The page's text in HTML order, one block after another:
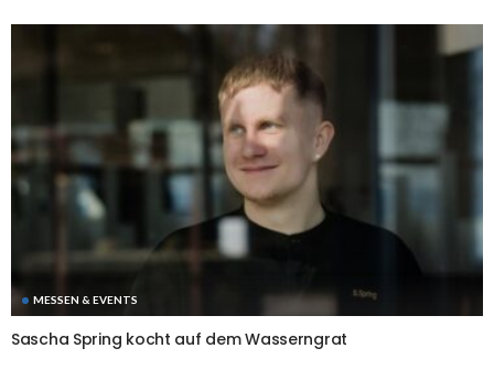
MESSEN & EVENTS
Sascha Spring kocht auf dem Wasserngrat